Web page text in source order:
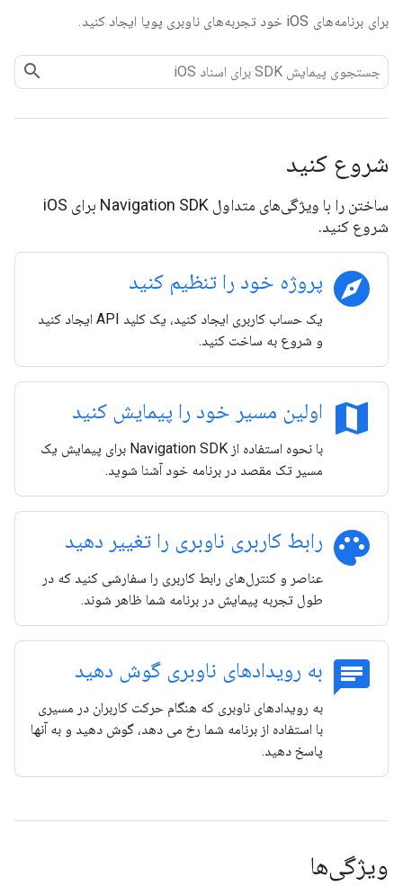
برای برنامه‌های iOS خود تجربه‌های ناوبری پویا ایجاد کنید.
شروع کنید
ساختن را با ویژگی‌های متداول Navigation SDK برای iOS
شروع کنید.
explore پروژه خود را تنظیم کنید
یک حساب کاربری ایجاد کنید، یک کلید API ایجاد کنید
و شروع به ساخت کنید.
map اولین مسیر خود را پیمایش کنید
با نحوه استفاده از Navigation SDK برای پیمایش یک
مسیر تک مقصد در برنامه خود آشنا شوید.
palette رابط کاربری ناوبری را تغییر دهید
عناصر و کنترل‌های رابط کاربری را سفارشی کنید که در
طول تجربه پیمایش در برنامه شما ظاهر شوند.
chat به رویدادهای ناوبری گوش دهید
به رویدادهای ناوبری که هنگام حرکت کاربران در مسیری
با استفاده از برنامه شما رخ می دهد، گوش دهید و به آنها
پاسخ دهید.
ویژگی‌ها